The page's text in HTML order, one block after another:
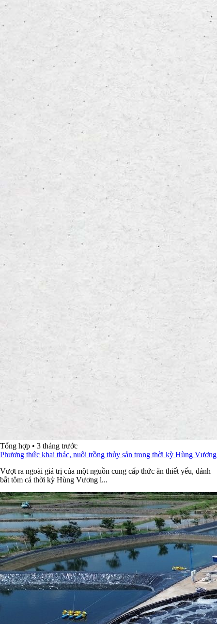
Tổng hợp • 3 tháng trước
Phương thức khai thác, nuôi trồng thủy sản trong thời kỳ Hùng Vương
Vượt ra ngoài giá trị của một nguồn cung cấp thức ăn thiết yếu, đánh
bắt tôm cá thời kỳ Hùng Vương l...